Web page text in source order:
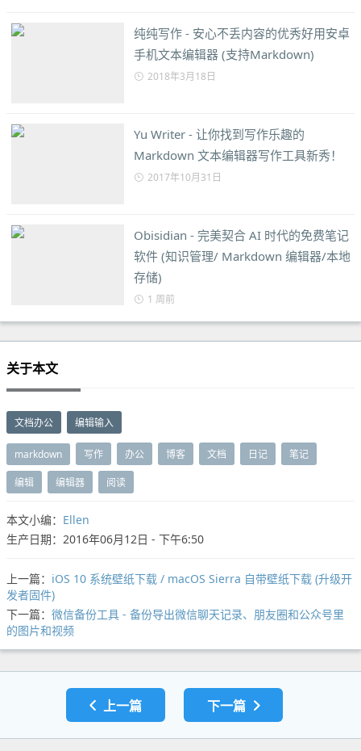
纯纯写作 - 安心不丢内容的优秀好用安卓
手机文本编辑器 (支持Markdown)
2018年3月18日
Yu Writer - 让你找到写作乐趣的
Markdown 文本编辑器写作工具新秀！
2017年10月31日
Obisidian - 完美契合 AI 时代的免费笔记
软件 (知识管理/ Markdown 编辑器/本地
存储)
1 周前
关于本文
文档办公 编辑输入
markdown 写作 办公 博客 文档 日记 笔记
编辑 编辑器 阅读
本文小编： Ellen
生产日期：2016年06月12日 - 下午6:50
上一篇： iOS 10 系统壁纸下载 / macOS Sierra 自带壁纸下载 (升级开
发者固件)
下一篇： 微信备份工具 - 备份导出微信聊天记录、朋友圈和公众号里
的图片和视频
上一篇 下一篇